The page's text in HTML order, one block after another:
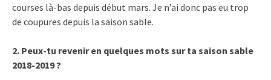
courses là-bas depuis début mars. Je n’ai donc pas eu trop
de coupures depuis la saison sable.
2. Peux-tu revenir en quelques mots sur ta saison sable
2018-2019 ?